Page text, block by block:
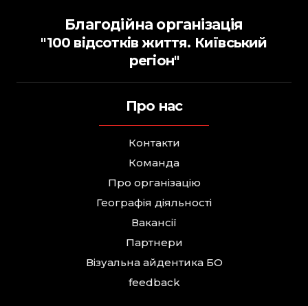
Благодійна організація
"100 відсотків життя. Київський
регіон"
Про нас
Контакти
Команда
Про організацію
Географія діяльності
Вакансії
Партнери
Візуальна айдентика БО
feedback